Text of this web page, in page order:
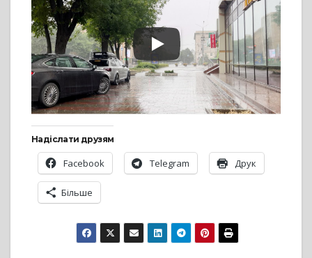
Надіслати друзям
Facebook Telegram Друк
Більше